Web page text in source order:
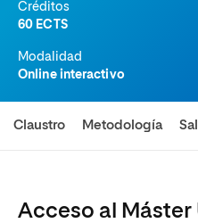
Créditos
60 ECTS
Modalidad
Online interactivo
Claustro Metodología
Acceso al Máster